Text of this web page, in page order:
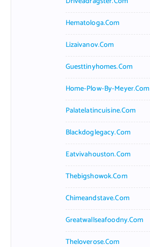
Hematologa.com
Lizaivanov.com
Guesttinyhomes.com
Home-Plow-By-Meyer.com
Palatelatincuisine.com
Blackdoglegacy.com
Eatvivahouston.com
Thebigshowok.com
Chimeandstave.com
Greatwallseafoodny.com
Theloverose.com